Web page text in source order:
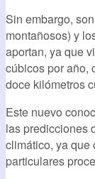
Sin embargo,
montañosos) y
aportan, ya que
cúbicos por año,
doce kilómetros
Este nuevo
las predicciones
climático, ya que
particulares